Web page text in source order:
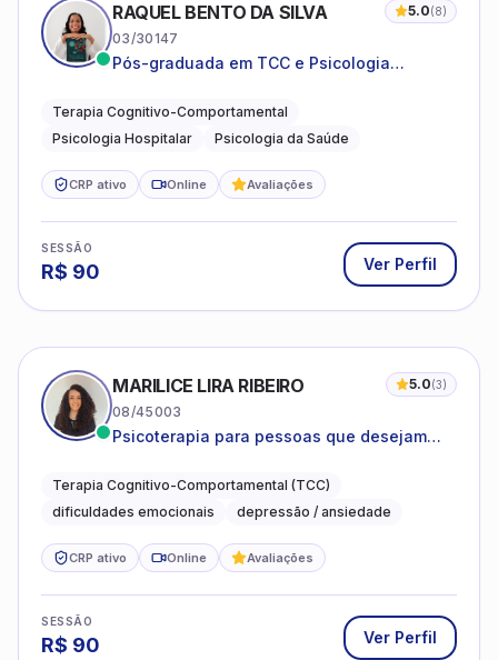
RAQUEL BENTO DA SILVA 5.0(8)
03/30147
Pós-graduada em TCC e Psicologia
Terapia Cognitivo-Comportamental
Psicologia Hospitalar
Psicologia da Saúde
CRP ativo Online Avaliações
SESSÃO
R$ 90 Ver Perfil
MARILICE LIRA RIBEIRO 5.0(3)
08/45003
Psicoterapia para pessoas que desejam
dificuldades do dia a dia
Terapia Cognitivo-Comportamental (TCC)
dificuldades emocionais
depressão / ansiedade
CRP ativo Online Avaliações
SESSÃO
R$ 90 Ver Perfil